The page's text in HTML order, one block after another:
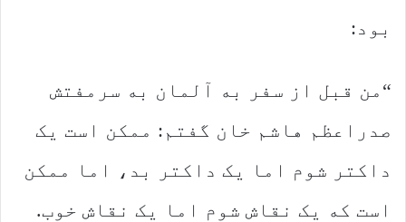
بود:
“من قبل از سفر به آلمان به سرمفتش
صدراعظم هاشم خان گفتم: ممکن است یک
داکتر شوم اما یک داکتر بد، اما ممکن
است که یک نقاش شوم اما یک نقاش خوب.